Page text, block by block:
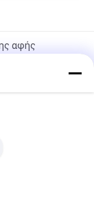
αφής
αφής TFT
SVGA